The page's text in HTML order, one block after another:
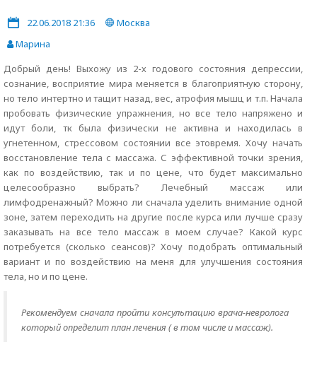
22.06.2018 21:36
Москва
Марина
Добрый день! Выхожу из 2-х годового состояния депрессии,
сознание, восприятие мира меняется в благоприятную сторону,
но тело интертно и тащит назад, вес, атрофия мышц и т.п. Начала
пробовать физические упражнения, но все тело напряжено и
идут боли, тк была физически не активна и находилась в
угнетенном, стрессовом состоянии все этовремя. Хочу начать
восстановление тела с массажа. С эффективной точки зрения,
как по воздействию, так и по цене, что будет максимально
целесообразно выбрать? Лечебный массаж или
лимфодренажный? Можно ли сначала уделить внимание одной
зоне, затем переходить на другие после курса или лучше сразу
заказывать на все тело массаж в моем случае? Какой курс
потребуется (сколько сеансов)? Хочу подобрать оптимальный
вариант и по воздействию на меня для улучшения состояния
тела, но и по цене.
Рекомендуем сначала пройти консультацию врача-невролога
который определит план лечения ( в том числе и массаж).